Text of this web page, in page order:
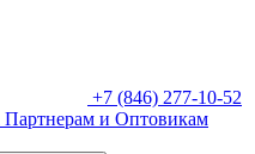
+7 (846) 277-10-52
Партнерам и Оптовикам